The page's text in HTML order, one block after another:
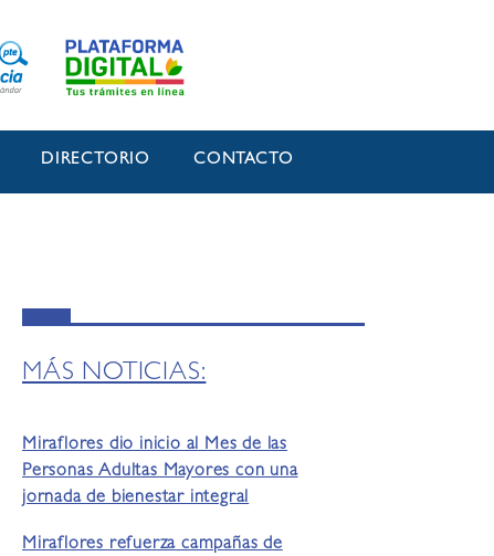
DIRECTORIO CONTACTO
MÁS NOTICIAS:
Miraflores dio inicio al Mes de las
Personas Adultas Mayores con una
jornada de bienestar integral
Miraflores refuerza campañas de